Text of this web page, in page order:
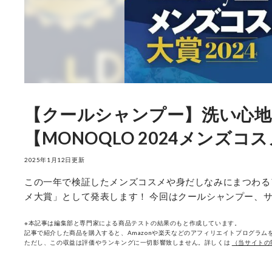
【クールシャンプー】洗い心
【MONOQLO 2024メンズコ
2025年1月12日更新
この一年で検証したメンズコスメや身だしなみにまつわ
メ大賞」として発表します！ 今回はクールシャンプー
※本記事は編集部と専門家による商品テストの結果のもと作成しています。
記事で紹介した商品を購入すると、Amazonや楽天などのアフィリエイトプログラ
ただし、この収益は評価やランキングに一切影響致しません。詳しくは
（当サイト